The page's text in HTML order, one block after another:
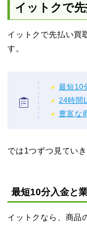
イットクで
イットクで先払い買
す。
最短10
24時間
豊富な
では1つずつ見ていき
最短10分入金と
イットクなら、商品